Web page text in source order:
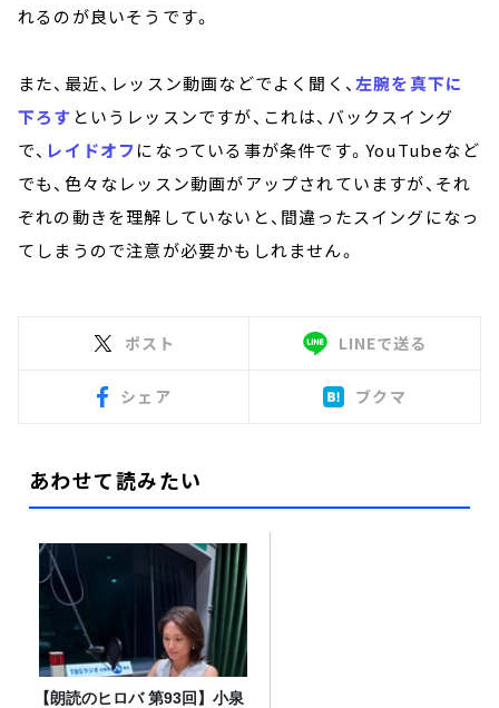
れるのが良いそうです。
また、最近、レッスン動画などでよく聞く、左腕を真下に
下ろす というレッスンですが、これは、バックスイング
で、 レイドオフ になっている事が条件です。YouTubeなど
でも、色々なレッスン動画がアップされていますが、それ
ぞれの動きを理解していないと、間違ったスイングになっ
てしまうので注意が必要かもしれません。
ポスト LINEで送る
シェア ブクマ
あわせて読みたい
【朗読のヒロバ 第93回】小泉